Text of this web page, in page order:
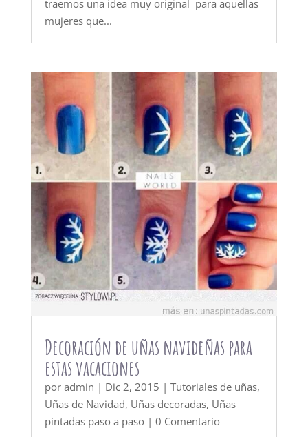
traemos una idea muy original para aquellas
mujeres que...
Decoración de uñas navideñas para
estas vacaciones
por admin | Dic 2, 2015 | Tutoriales de uñas,
Uñas de Navidad, Uñas decoradas, Uñas
pintadas paso a paso| 0 Comentario